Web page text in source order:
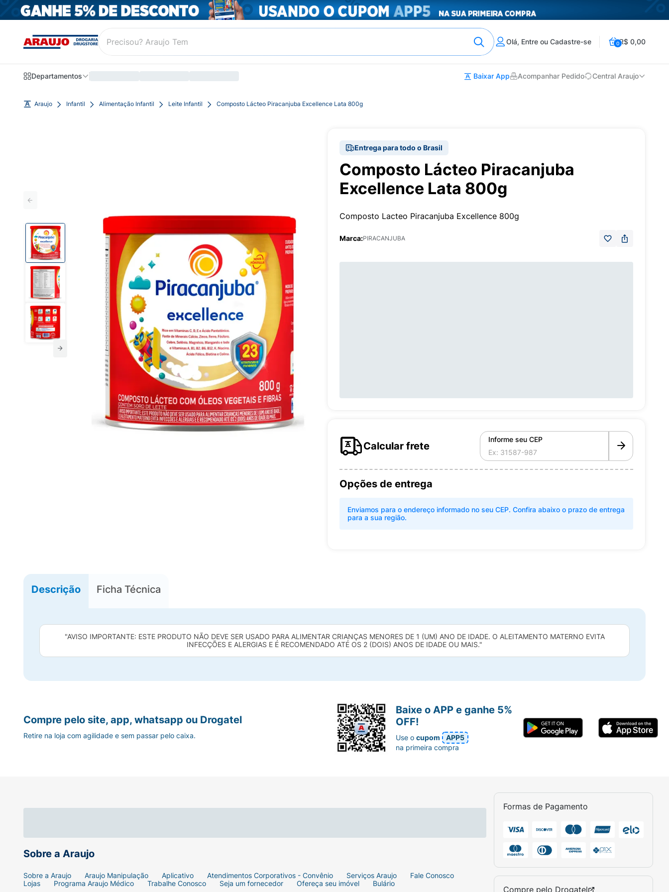
Olá, Entre ou Cadastre-se 0R$ 0,00
Departamentos Baixar App Acompanhar Pedido Central Araujo
Araujo Infantil Alimentação Infantil Leite Infantil Composto Lácteo Piracanjuba Excellence Lata 800g
Entrega para todo o Brasil
Composto Lácteo Piracanjuba
Excellence Lata 800g
Composto Lacteo Piracanjuba Excellence 800g
Marca:PIRACANJUBA
Calcular frete
Informe seu CEP
Opções de entrega
Enviamos para o endereço informado no seu CEP. Confira abaixo o prazo de entrega
para a sua região.
Descrição Ficha Técnica
"AVISO IMPORTANTE: ESTE PRODUTO NÃO DEVE SER USADO PARA ALIMENTAR CRIANÇAS MENORES DE 1 (UM) ANO DE IDADE. O ALEITAMENTO MATERNO EVITA
INFECÇÕES E ALERGIAS E É RECOMENDADO ATÉ OS 2 (DOIS) ANOS DE IDADE OU MAIS."
Sobre a Araujo
Sobre a Araujo Araujo Manipulação Aplicativo Atendimentos Corporativos - Convênio Serviços Araujo
Fale Conosco
Lojas
Programa Araujo Médico Trabalhe Conosco Seja um fornecedor Ofereça seu imóvel Bulário
Formas de Pagamento
Compre pelo Drogatel
Compre pelo site, app, whatsapp ou Drogatel
Retire na loja com agilidade e sem passar pelo caixa.
Baixe o APP e ganhe 5%
OFF!
Use ocupom
APP5
na primeira compra